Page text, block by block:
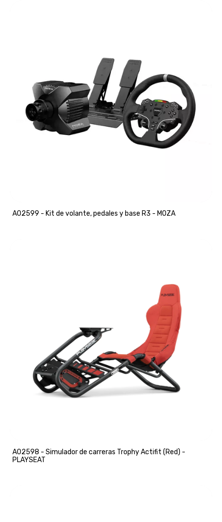
A02599 - Kit de volante, pedales y base R3 - MOZA
A02598 - Simulador de carreras Trophy Actifit (Red) -
PLAYSEAT